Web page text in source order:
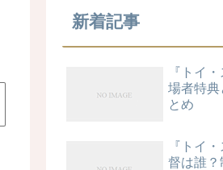
新着記事
『トイ
場者特典
とめ
『トイ
督は誰？